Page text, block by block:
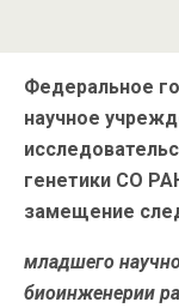
Федеральное
научное
генетики СО
замещение
младшего
биоинженерии